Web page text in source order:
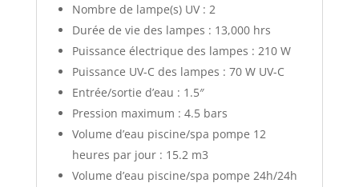
Nombre de lampe(s) UV : 2
Durée de vie des lampes : 13,000 hrs
Puissance électrique des lampes : 210 W
Puissance UV-C des lampes : 70 W UV-C
Entrée/sortie d’eau : 1.5″
Pression maximum : 4.5 bars
Volume d’eau piscine/spa pompe 12
heures par jour : 15.2 m3
Volume d’eau piscine/spa pompe 24h/24h